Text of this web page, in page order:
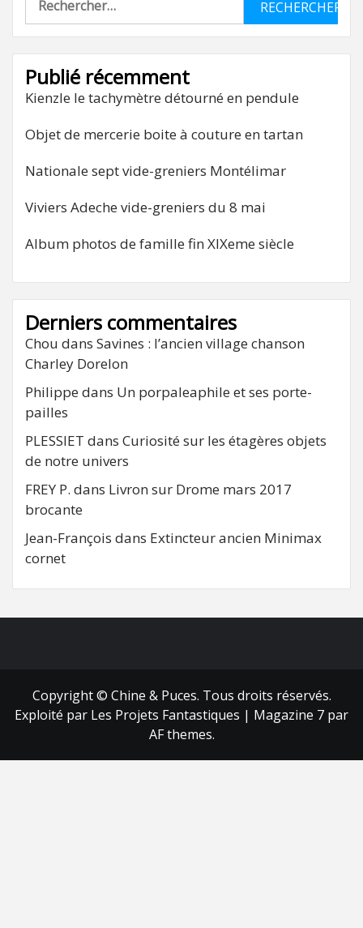
Publié récemment
Kienzle le tachymètre détourné en pendule
Objet de mercerie boite à couture en tartan
Nationale sept vide-greniers Montélimar
Viviers Adeche vide-greniers du 8 mai
Album photos de famille fin XIXeme siècle
Derniers commentaires
Chou dans Savines : l’ancien village chanson
Charley Dorelon
Philippe dans Un porpaleaphile et ses porte-
pailles
PLESSIET dans Curiosité sur les étagères objets
de notre univers
FREY P. dans Livron sur Drome mars 2017
brocante
Jean-François dans Extincteur ancien Minimax
cornet
Copyright © Chine & Puces. Tous droits réservés.
Exploité par Les Projets Fantastiques | Magazine 7 par
AF themes.